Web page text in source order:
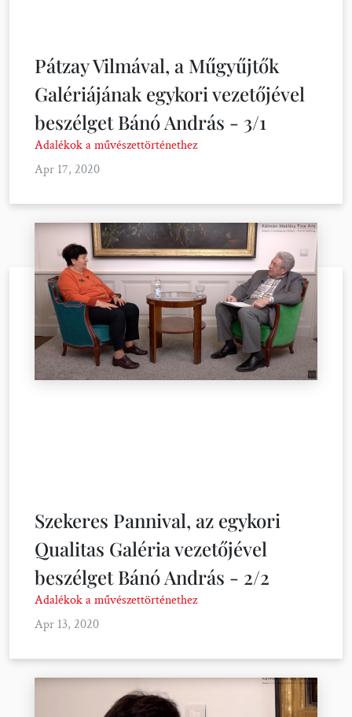
Pátzay Vilmával, a Műgyűjtők
Galériájának egykori vezetőjével
beszélget Bánó András - 3/1
Adalékok a művészettörténethez
Apr 17, 2020
Szekeres Pannival, az egykori
Qualitas Galéria vezetőjével
beszélget Bánó András - 2/2
Adalékok a művészettörténethez
Apr 13, 2020